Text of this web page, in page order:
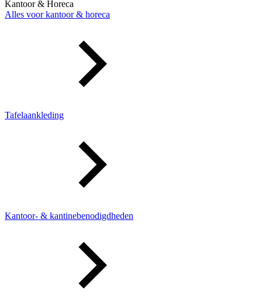
Kantoor & Horeca
Alles voor kantoor & horeca
Tafelaankleding
Kantoor- & kantinebenodigdheden